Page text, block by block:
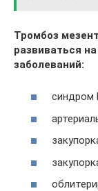
Тромбоз
развиваться
заболеваний:
синдром